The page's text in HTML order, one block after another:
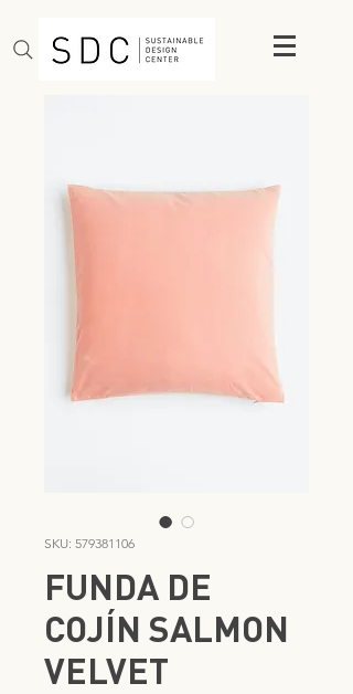
SKU: 579381106
FUNDA DE
COJÍN SALMON
VELVET